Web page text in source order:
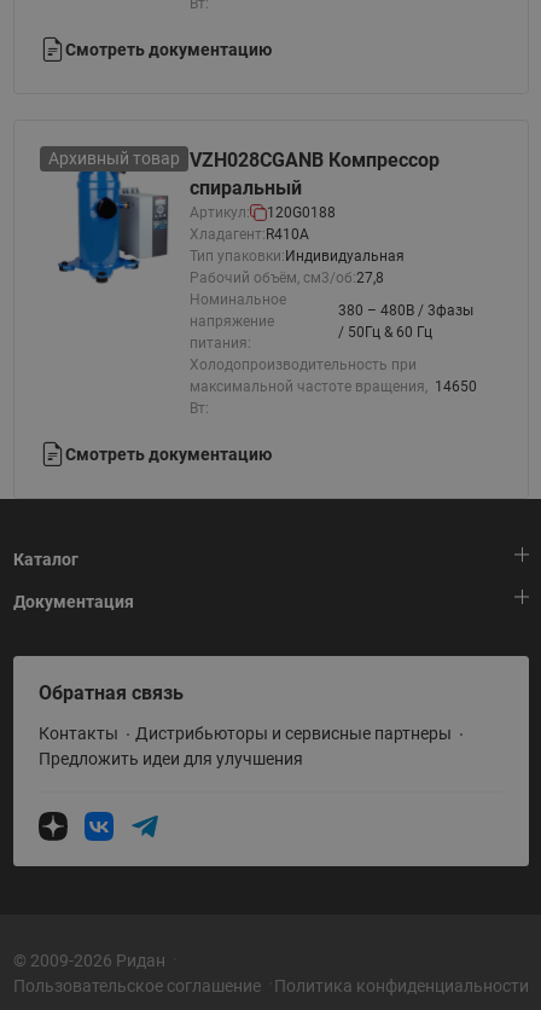
Вт:
Смотреть документацию
Архивный товар VZH028CGANB Компрессор
спиральный
Артикул:
120G0188
Хладагент: R410A
Тип упаковки: Индивидуальная
Рабочий объём, см3/об:27,8
Номинальное
напряжение
питания:
380 – 480В / 3фазы
/ 50Гц & 60 Гц
Холодопроизводительность при
максимальной частоте вращения,
Вт:
14650
Смотреть документацию
Каталог
Тепловая автоматика
Холодильная техника
Приводная техника
Промышленная автоматика
Теплообменное оборудование
Насосное оборудование
Документация
HeatPlatform (Тепловая платформа)
Полезные программы и инструменты
Условия поставки
Обратная связь
Контакты
Дистрибьюторы и сервисные партнеры
Предложить идеи для улучшения
© 2009-2026 Ридан
Пользовательское соглашение
Политика конфиденциальности